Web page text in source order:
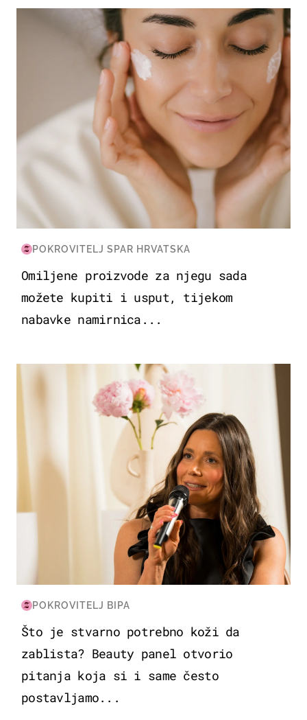
MODA & LJEPOTA
POKROVITELJ SPAR HRVATSKA
Omiljene proizvode za njegu sada
možete kupiti i usput, tijekom
nabavke namirnica...
MODA & LJEPOTA
POKROVITELJ BIPA
Što je stvarno potrebno koži da
zablista? Beauty panel otvorio
pitanja koja si i same često
postavljamo...